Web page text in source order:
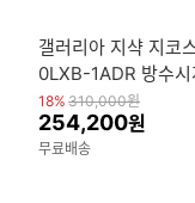
갤러리아 지샥 지코
0LXB-1ADR 방수시
조 라이트기능
18% 310,000원
254,200원
무료배송